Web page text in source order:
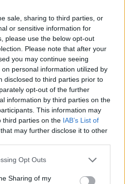
sale, sharing to third parties, or
or sensitive information for
please use the below opt-out
Please note that after your
you may continue seeing
personal information utilized by
disclosed to third parties prior to
opt-out of the further
information by third parties on the
This information may
third parties on the IAB’s List of
that may further disclose it to other
app uses one or more Google
behaviour. You may click to
Opt Outs
Sharing of my
του Ιάκωβου
η αξεπέραστη
Κούνδουρου αλλά και το
του Ντίνου
και
λόγω φοβερής
από το συνάφι
ο αρχηγός της μαφίας—